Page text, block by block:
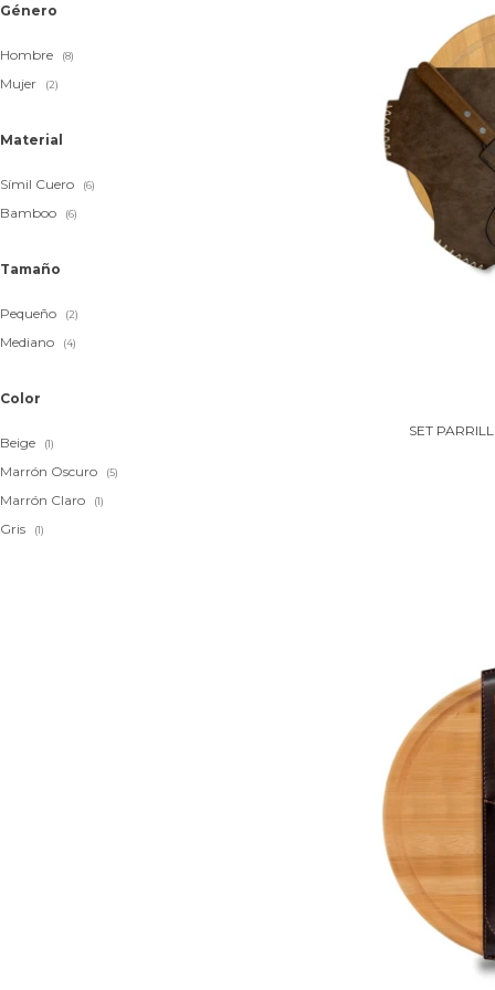
SET
Género
Hombre (8)
Mujer (2)
Material
Símil Cuero (6)
Bamboo (6)
Tamaño
Pequeño (2)
Mediano (4)
Color
Beige (1)
Marrón Oscuro (5)
Marrón Claro (1)
Gris (1)